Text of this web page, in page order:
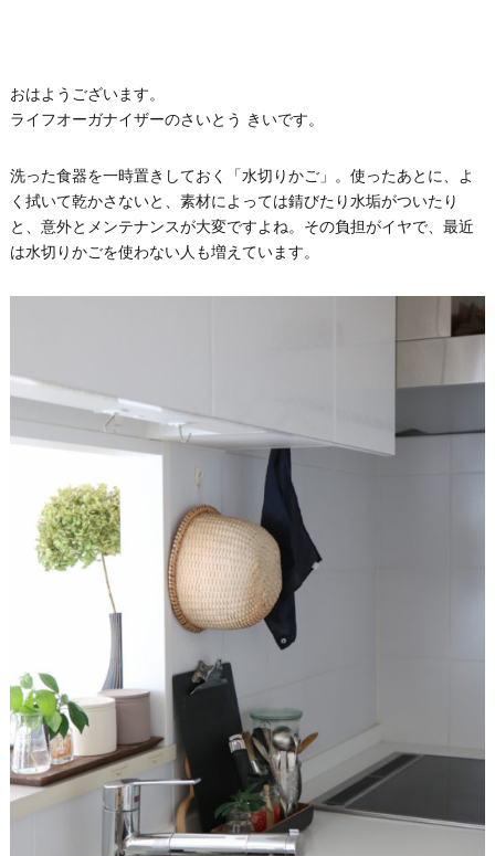
おはようございます。
ライフオーガナイザーのさいとう きいです。
洗った食器を一時置きしておく「水切りかご」。使ったあとに、よ
く拭いて乾かさないと、素材によっては錆びたり水垢がついたり
と、意外とメンテナンスが大変ですよね。その負担がイヤで、最近
は水切りかごを使わない人も増えています。